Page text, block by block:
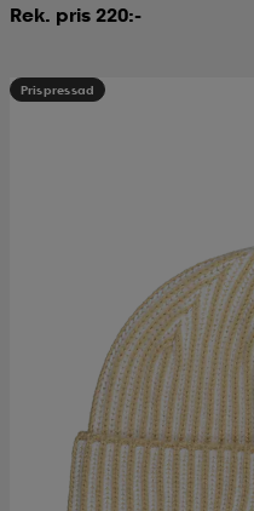
Rek. pris 220:-
Prispressad